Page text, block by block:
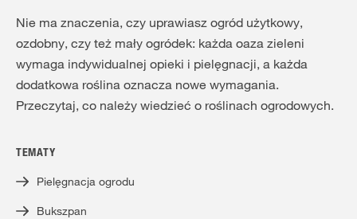
Nie ma znaczenia, czy uprawiasz ogród użytkowy,
ozdobny, czy też mały ogródek: każda oaza zieleni
wymaga indywidualnej opieki i pielęgnacji, a każda
dodatkowa roślina oznacza nowe wymagania.
Przeczytaj, co należy wiedzieć o roślinach ogrodowych.
TEMATY
Pielęgnacja ogrodu
Bukszpan